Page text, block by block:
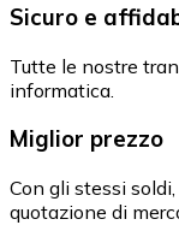
Sicuro e
Tutte le nostre
informatica.
Miglior prezzo
Con gli stessi
quotazione di